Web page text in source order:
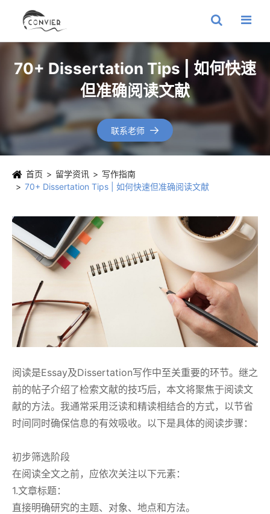
70+ Dissertation Tips | 如何快速
但准确阅读文献
联系老师 
首页 留学资讯
写作指南
70+ Dissertation Tips | 如何快速但准确阅读文献
阅读是Essay及Dissertation写作中至关重要的环节。继之
前的帖子介绍了检索文献的技巧后，本文将聚焦于阅读文
献的方法。我通常采用泛读和精读相结合的方式，以节省
时间同时确保信息的有效吸收。以下是具体的阅读步骤：
初步筛选阶段
在阅读全文之前，应依次关注以下元素：
1.文章标题：
直接明确研究的主题、对象、地点和方法。